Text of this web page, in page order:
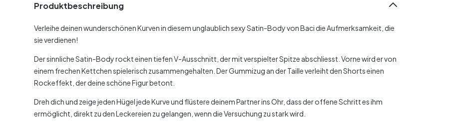
Produktbeschreibung
Verleihe deinen wunderschönen Kurven in diesem unglaublich sexy Satin-Body von Baci die Aufmerksamkeit, die
sie verdienen!
Der sinnliche Satin-Body rockt einen tiefen V-Ausschnitt, der mit verspielter Spitze abschliesst. Vorne wird er von
einem frechen Kettchen spielerisch zusammengehalten. Der Gummizug an der Taille verleiht den Shorts einen
Rockeffekt, der deine schöne Figur betont.
Dreh dich und zeige jeden Hügel jede Kurve und flüstere deinem Partner ins Ohr, dass der offene Schritt es ihm
ermöglicht, direkt zu den Leckereien zu gelangen, wenn die Versuchung zu stark wird.